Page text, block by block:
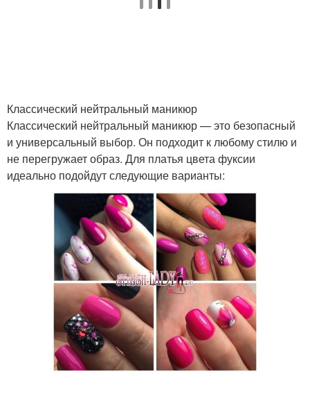
Гель-лак для маникюра
Классический нейтральный маникюр
Классический нейтральный маникюр — это безопасный
и универсальный выбор. Он подходит к любому стилю и
не перегружает образ. Для платья цвета фуксии
идеально подойдут следующие варианты: